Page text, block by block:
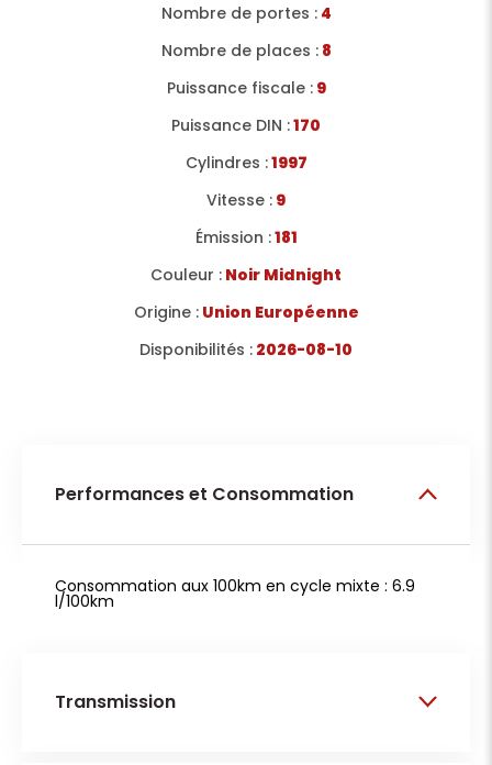
Nombre de portes :4
Nombre de places :8
Puissance fiscale :9
Puissance DIN :170
Cylindres :1997
Vitesse : 9
Émission :181
Couleur : Noir Midnight
Origine :Union Européenne
Disponibilités : 2026-08-10
Performances et Consommation
Consommation aux 100km en cycle mixte : 6.9
l/100km
Transmission